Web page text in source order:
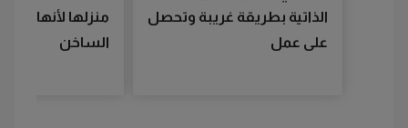
الذاتية بطريقة غريبة وتحصل
على عمل
منزلها لأنها لم
الساخن